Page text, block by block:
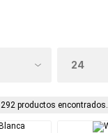
292 productos encontrados.